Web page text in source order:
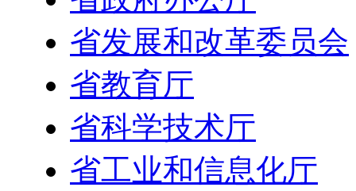
省发展和改革委员会
省教育厅
省科学技术厅
省工业和信息化厅